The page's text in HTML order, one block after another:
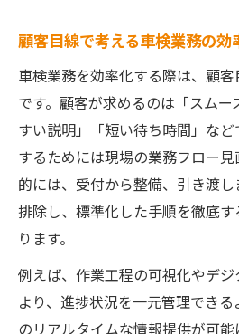
顧客目線で考える車検業務の効
車検業務を効率化する際は、顧
です。顧客が求めるのは「スム
すい説明」「短い待ち時間」な
するためには現場の業務フロー
的には、受付から整備、引き渡
排除し、標準化した手順を徹底
ります。
例えば、作業工程の可視化やデ
より、進捗状況を一元管理でき
のリアルタイムな情報提供が可